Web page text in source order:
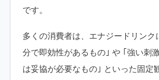
です。
多くの消費者は、エナジードリン
分で即効性があるもの｣ や ｢強い刺
は妥協が必要なもの｣ といった固定